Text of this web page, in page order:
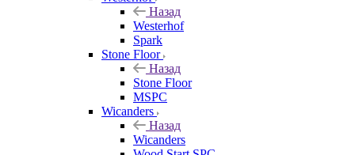
Назад
Westerhof
Spark
Stone Floor
Назад
Stone Floor
MSPC
Wicanders
Назад
Wicanders